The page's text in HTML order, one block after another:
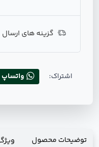
گزینه های ارسال
اشتراک: واتساپ
توضیحات محصول